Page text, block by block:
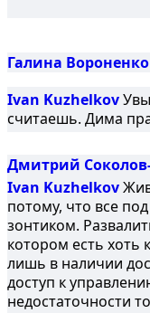
Галина
Ivan Kuzhelkov
считаешь. Дима
Дмитрий
Ivan Kuzhelkov
потому, что все
зонтиком.
котором есть хоть
лишь в наличии
доступ к
недостаточности